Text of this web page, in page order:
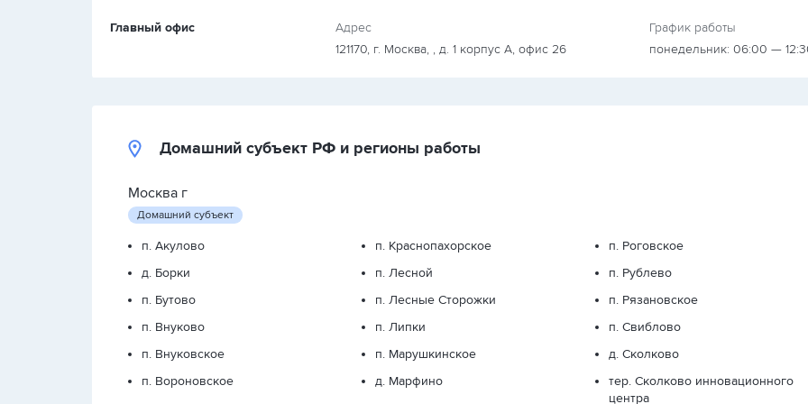
Главный офис
Адрес
121170, г. Москва, , д. 1 корпус А, офис 26
График работы
понедельник: 06:00 —
Домашний субъект РФ и регионы работы
Москва г
Домашний субъект
п. Акулово
д. Борки
п. Бутово
п. Внуково
п. Внуковское
п. Вороновское
п. Краснопахорское
п. Лесной
п. Лесные Сторожки
п. Липки
п. Марушкинское
д. Марфино
п. Роговское
п. Рублево
п. Рязановское
п. Свиблово
д. Сколково
тер. Сколково инновационного
центра